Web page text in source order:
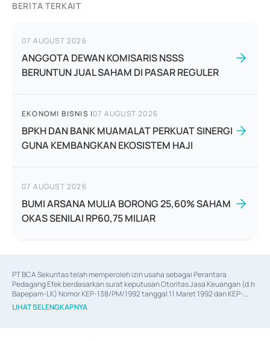
BERITA TERKAIT
07 AUGUST 2026
ANGGOTA DEWAN KOMISARIS NSSS
BERUNTUN JUAL SAHAM DI PASAR REGULER
EKONOMI BISNIS |07 AUGUST 2026
BPKH DAN BANK MUAMALAT PERKUAT SINERGI
GUNA KEMBANGKAN EKOSISTEM HAJI
07 AUGUST 2026
BUMI ARSANA MULIA BORONG 25,60% SAHAM
OKAS SENILAI RP60,75 MILIAR
PT BCA Sekuritas telah memperoleh izin usaha sebagai Perantara
Pedagang Efek berdasarkan surat keputusan Otoritas Jasa Keuangan (d.h
Bapepam-LK) Nomor KEP-138/PM/1992 tanggal 11 Maret 1992 dan KEP-
06/D.04/2014 tanggal 28 Februari 2014, izin usaha sebagai Penjamin Emisi
Efek berdasarkan surat keputusan Otoritas Jasa Keuangan Nomor KEP-
LIHAT SELENGKAPNYA